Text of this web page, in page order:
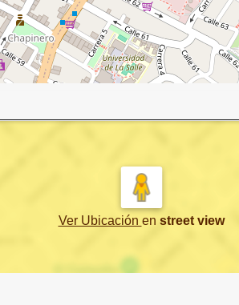
Ver Ubicación en street view